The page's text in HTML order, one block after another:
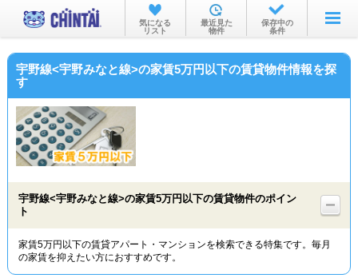
お部屋を探す
沿線・駅から
不動産会社から
気になる
リスト
最近見た
物件
保存中の
条件
宇野線<宇野みなと線>の家賃5万円以下の賃貸物件情報を探
す
宇野線<宇野みなと線>の家賃5万円以下の賃貸物件のポイン
ト
家賃5万円以下の賃貸アパート・マンションを検索できる特集です。毎月
の家賃を抑えたい方におすすめです。